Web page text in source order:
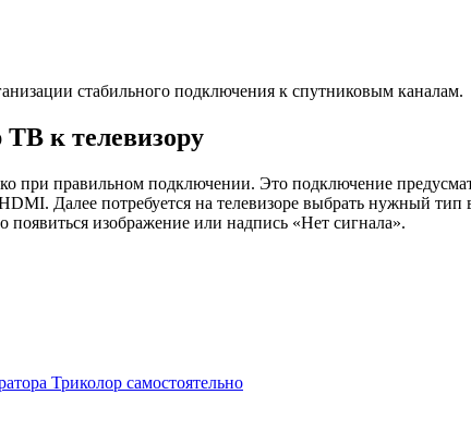
стабильного подключения к спутниковым каналам.
к телевизору
при правильном подключении. Это подключение
Далее потребуется на телевизоре выбрать нужный тип
появиться изображение или надпись «Нет сигнала».
Триколор самостоятельно